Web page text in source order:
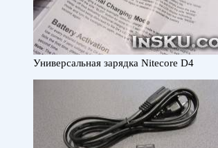
Универсальная зарядка Nitecore D4